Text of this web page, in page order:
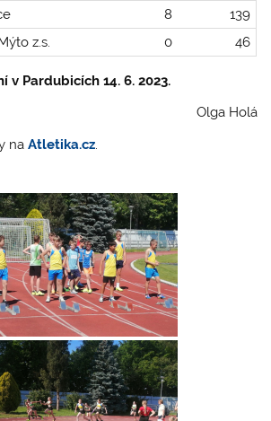
8
139
z.s. 0 46
v Pardubicích 14. 6. 2023.
Olga Holá
naAtletika.cz.